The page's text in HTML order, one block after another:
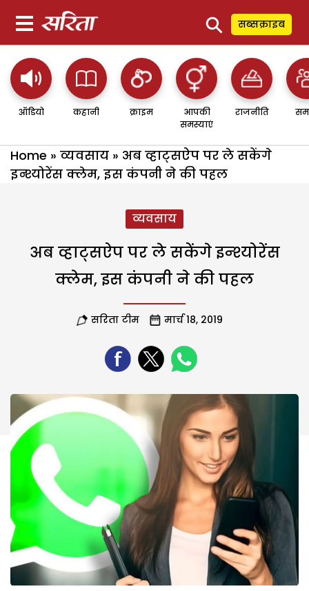
⚲ सब्सक्राइब
ऑडियो कहानी क्राइम
आपकी
समस्याएं
राजनीति
Home » व्यवसाय » अब व्हाट्सऐप पर ले सकेंगे
इन्श्योरेंस क्लेम, इस कंपनी ने की पहल
व्यवसाय
अब व्हाट्सऐप पर ले सकेंगे इन्श्योरेंस
क्लेम, इस कंपनी ने की पहल
सरिता टीम मार्च 18, 2019